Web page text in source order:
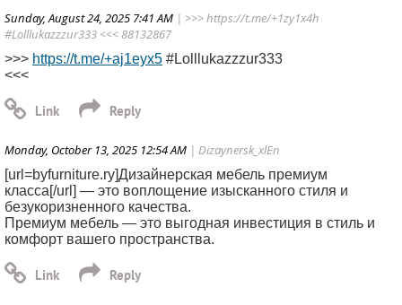
Sunday, August 24, 2025 7:41 AM | >>> https://t.me/+1zy1x4h
#Lolllukazzzur333 <<< 88132867
>>> https://t.me/+aj1eyx5 #Lolllukazzzur333
<<<
Monday, October 13, 2025 12:54 AM | Dizaynersk_xlEn
[url=byfurniture.ry]Дизайнерская мебель премиум
класса[/url] — это воплощение изысканного стиля и
безукоризненного качества.
Премиум мебель — это выгодная инвестиция в стиль и
комфорт вашего пространства.